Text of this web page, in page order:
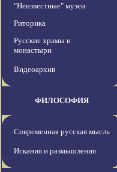
"Неизвестные" музеи
Риторика
Русские храмы и
монастыри
Видеоархив
ФИЛОСОФИЯ
Современная русская мысль
Искания и размышления